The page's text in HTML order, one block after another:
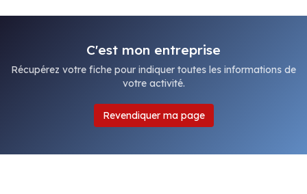
C'est mon entreprise
Récupérez votre fiche pour indiquer toutes les informations de
votre activité.
Revendiquer ma page